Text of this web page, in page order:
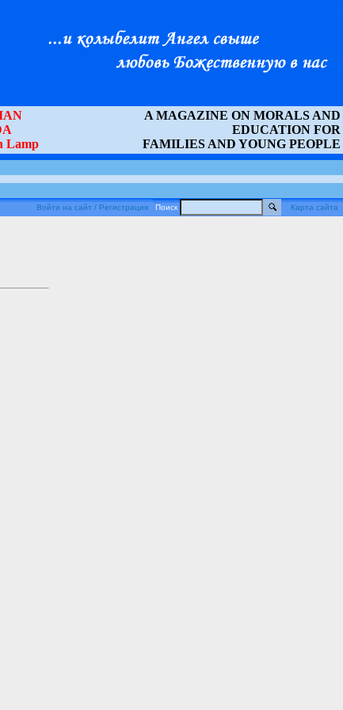
Lamp
A MAGAZINE ON MORALS AND
EDUCATION FOR
FAMILIES AND YOUNG PEOPLE
Войти на сайт / Регистрация Поиск Карта сайта